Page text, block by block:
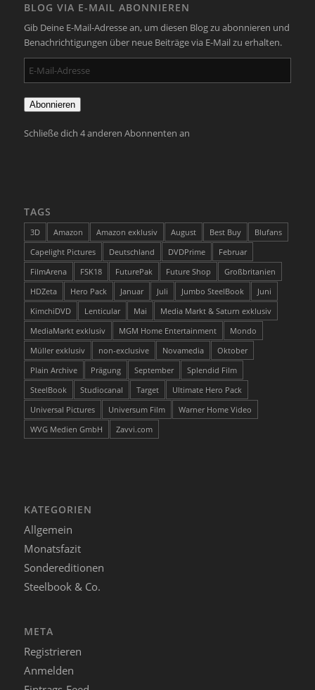
BLOG VIA E-MAIL ABONNIEREN
Gib Deine E-Mail-Adresse an, um diesen Blog zu abonnieren und
Benachrichtigungen über neue Beiträge via E-Mail zu erhalten.
E-
Mail-
Adresse
Abonnieren
Schließe dich 4 anderen Abonnenten an
TAGS
3D Amazon Amazon exklusiv August Best Buy
Blufans
Capelight Pictures
Deutschland DVDPrime
Februar
FilmArena
FSK18 FuturePak Future Shop
Großbritanien
HDZeta
Hero Pack Januar Juli Jumbo SteelBook
Juni
KimchiDVD
Lenticular Mai
Media Markt & Saturn exklusiv
MediaMarkt exklusiv
MGM Home Entertainment
Mondo
Müller exklusiv
non-exclusive Novamedia
Oktober
Plain Archive
Prägung September
Splendid Film
SteelBook
Studiocanal Target
Ultimate Hero Pack
Universal Pictures
Universum Film
Warner Home Video
WVG Medien GmbH
Zavvi.com
KATEGORIEN
Allgemein
Monatsfazit
Sondereditionen
Steelbook & Co.
META
Registrieren
Anmelden